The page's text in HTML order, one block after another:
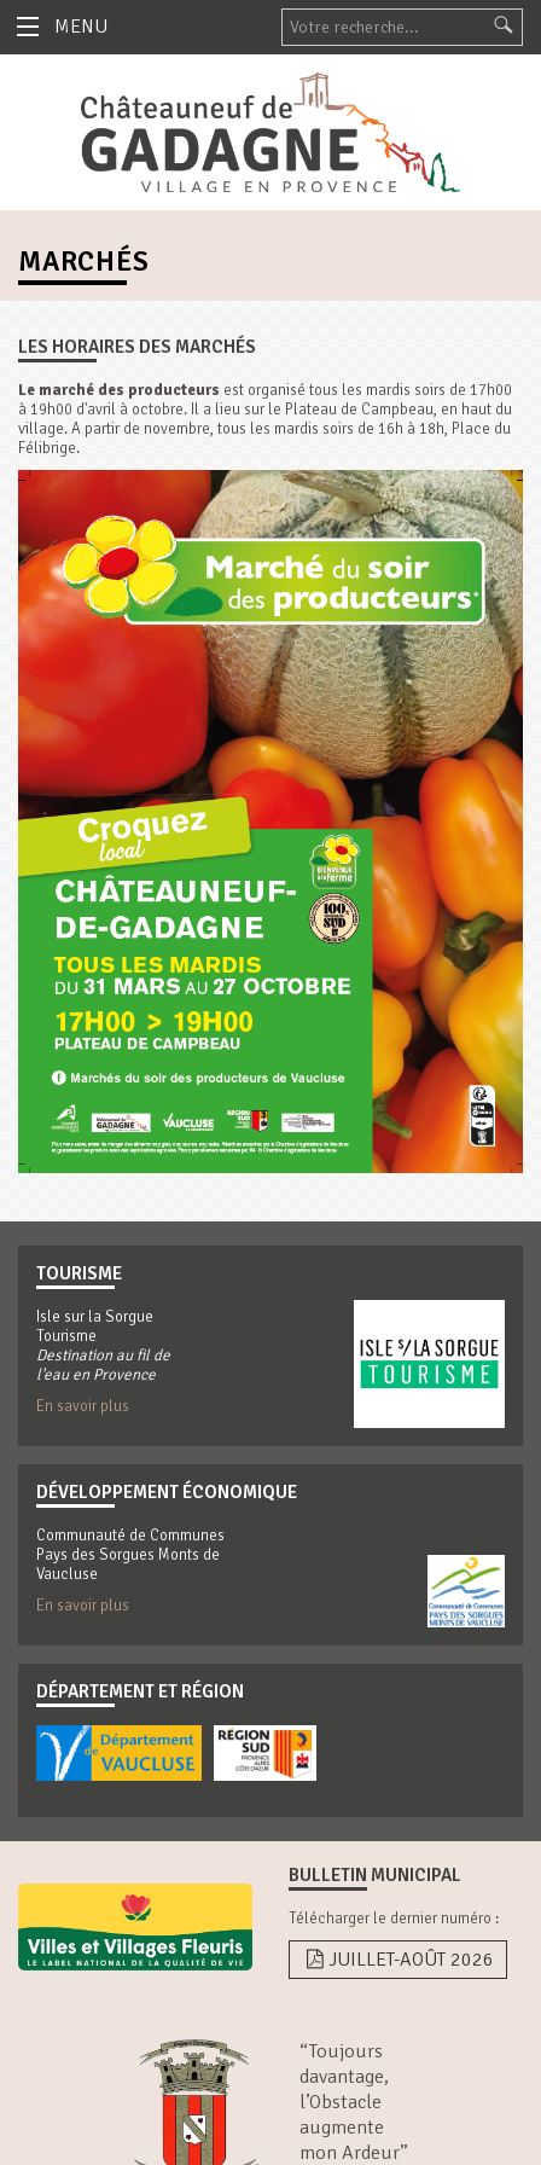
MENU
MARCHÉS
LES HORAIRES DES MARCHÉS
Le marché des producteurs est organisé tous les mardis soirs de 17h00
à 19h00 d'avril à octobre. Il a lieu sur le Plateau de Campbeau, en haut du
village. A partir de novembre, tous les mardis soirs de 16h à 18h, Place du
Félibrige.
TOURISME
Isle sur la Sorgue
Tourisme
Destination au fil de
l'eau en Provence
En savoir plus
DÉVELOPPEMENT ÉCONOMIQUE
Communauté de Communes
Pays des Sorgues Monts de
Vaucluse
En savoir plus
DÉPARTEMENT ET RÉGION
BULLETIN MUNICIPAL
Télécharger le dernier numéro :
JUILLET-AOÛT 2026
“Toujours
davantage,
l’Obstacle
augmente
mon Ardeur”